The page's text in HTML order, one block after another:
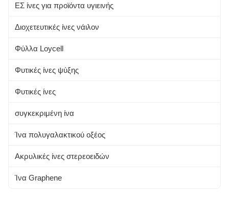
Πρωτεϊνική ίνα σόγιας
Αλόη
Αλγινική ίνα
Φυτικές ίνες
Ινες μπαμπού
ΕΣ ίνες για προϊόντα υγιεινής
Διοχετευτικές ίνες νάιλον
Φύλλα Loycell
Φυτικές ίνες ψύξης
Φυτικές ίνες
συγκεκριμένη ίνα
Ίνα πολυγαλακτικού οξέος
Ακρυλικές ίνες στερεοειδών
Ίνα Graphene